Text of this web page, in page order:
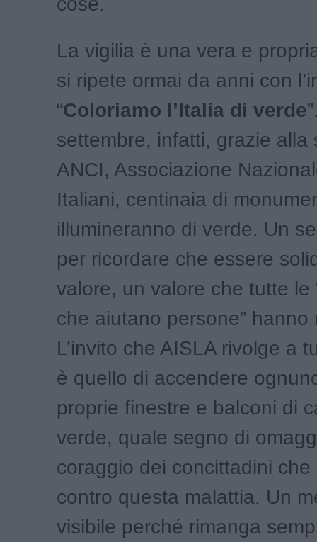
La vigilia è una vera e
si ripete ormai da anni con
“Coloriamo l’Italia di verde
settembre, infatti, grazie alla
ANCI, Associazione
Italiani, centinaia di
illumineranno di verde. Un
per ricordare che essere
valore, un valore che tutte le
che aiutano persone” hanno
L’invito che AISLA rivolge a
è quello di accendere
proprie finestre e balconi di
verde, quale segno di
coraggio dei concittadini che
contro questa malattia. Un
visibile perché rimanga